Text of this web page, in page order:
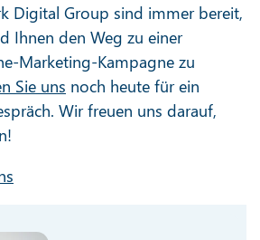
Digital Group sind immer bereit,
Ihnen den Weg zu einer
Marketing-Kampagne zu
Sie uns noch heute für ein
Wir freuen uns darauf,